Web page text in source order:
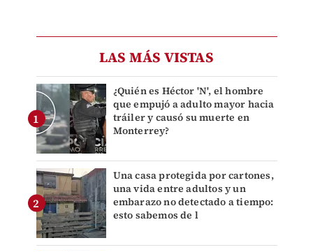
LAS MÁS VISTAS
¿Quién es Héctor 'N', el hombre
que empujó a adulto mayor hacia
tráiler y causó su muerte en
Monterrey?
Una casa protegida por cartones,
una vida entre adultos y un
embarazo no detectado a tiempo:
esto sabemos de l